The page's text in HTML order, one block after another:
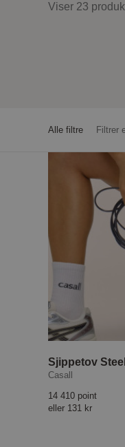
Viser 23
Alle filtre Filtrer
Casall
14 410 point
eller 131 kr